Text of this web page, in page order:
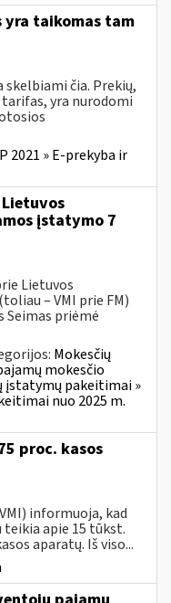
yra taikomas tam
skelbiami čia. Prekių,
yra nurodomi
2021 » E-prekyba ir
įstatymo 7
Lietuvos
– VMI prie FM)
Seimas priėmė
Mokesčių
mokesčio
įstatymų pakeitimai »
nuo 2025 m.
proc. kasos
informuoja, kad
teikia apie 15 tūkst.
aparatų. Iš viso...